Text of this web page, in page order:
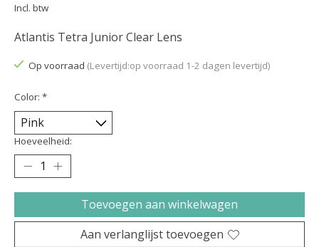
Incl. btw
Atlantis Tetra Junior Clear Lens
Op voorraad (Levertijd:op voorraad 1-2 dagen levertijd)
Color: *
Hoeveelheid:
Toevoegen aan winkelwagen
Aan verlanglijst toevoegen